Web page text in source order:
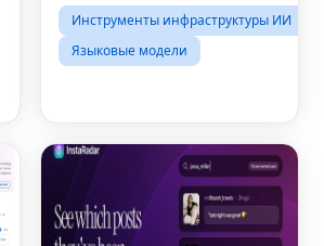
интеллекта
регистрации не требуется!
Инструменты инфраструктуры ИИ
Языковые модели